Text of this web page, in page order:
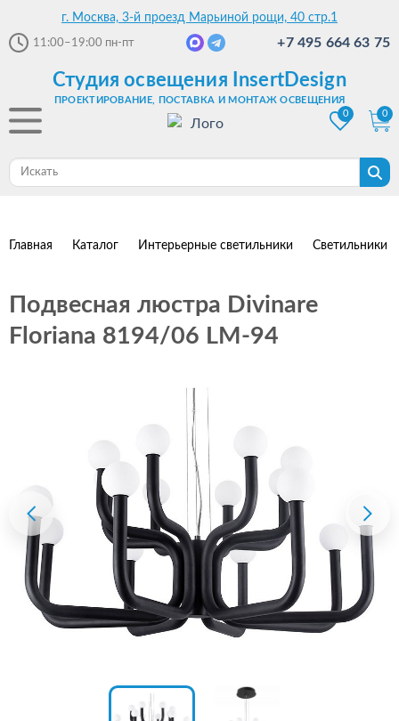
г. Москва, 3-й проезд Марьиной рощи, 40 стр.1
11:00–19:00 пн-пт +7 495 664 63 75
Студия освещения InsertDesign
ПРОЕКТИРОВАНИЕ, ПОСТАВКА И МОНТАЖ ОСВЕЩЕНИЯ
0
0
Главная Каталог Интерьерные светильники Светильники
Подвесная люстра Divinare
Floriana 8194/06 LM-94